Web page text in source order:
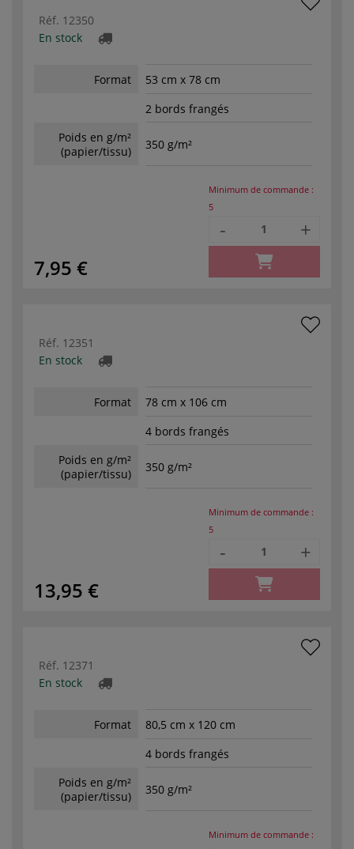
Réf. 12350
En stock
Format
53 cm x 78 cm
2 bords frangés
Poids en g/m²
(papier/tissu)
350 g/m²
7,95 €
Minimum de commande :
5
- +
Réf. 12351
En stock
Format
78 cm x 106 cm
4 bords frangés
Poids en g/m²
(papier/tissu)
350 g/m²
13,95 €
Minimum de commande :
5
- +
Réf. 12371
En stock
Format
80,5 cm x 120 cm
4 bords frangés
Poids en g/m²
(papier/tissu)
350 g/m²
Minimum de commande :